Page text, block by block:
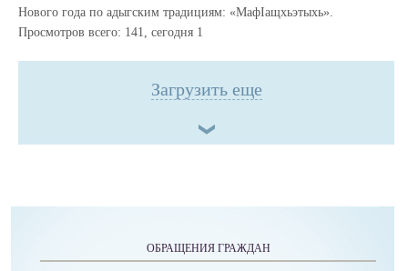
Нового года по адыгским традициям: «МафIащхьэтыхь».
Просмотров всего: 141, сегодня 1
Загрузить еще
ОБРАЩЕНИЯ ГРАЖДАН